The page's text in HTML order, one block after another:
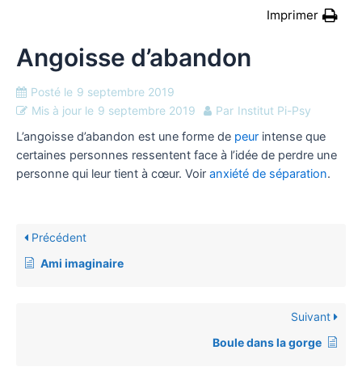
Imprimer
Angoisse d’abandon
Posté le 9 septembre 2019
Mis à jour le 9 septembre 2019 Par Institut Pi-Psy
L’angoisse d’abandon est une forme de peur intense que
certaines personnes ressentent face à l’idée de perdre une
personne qui leur tient à cœur. Voir anxiété de séparation.
Précédent
Ami imaginaire
Suivant
Boule dans la gorge